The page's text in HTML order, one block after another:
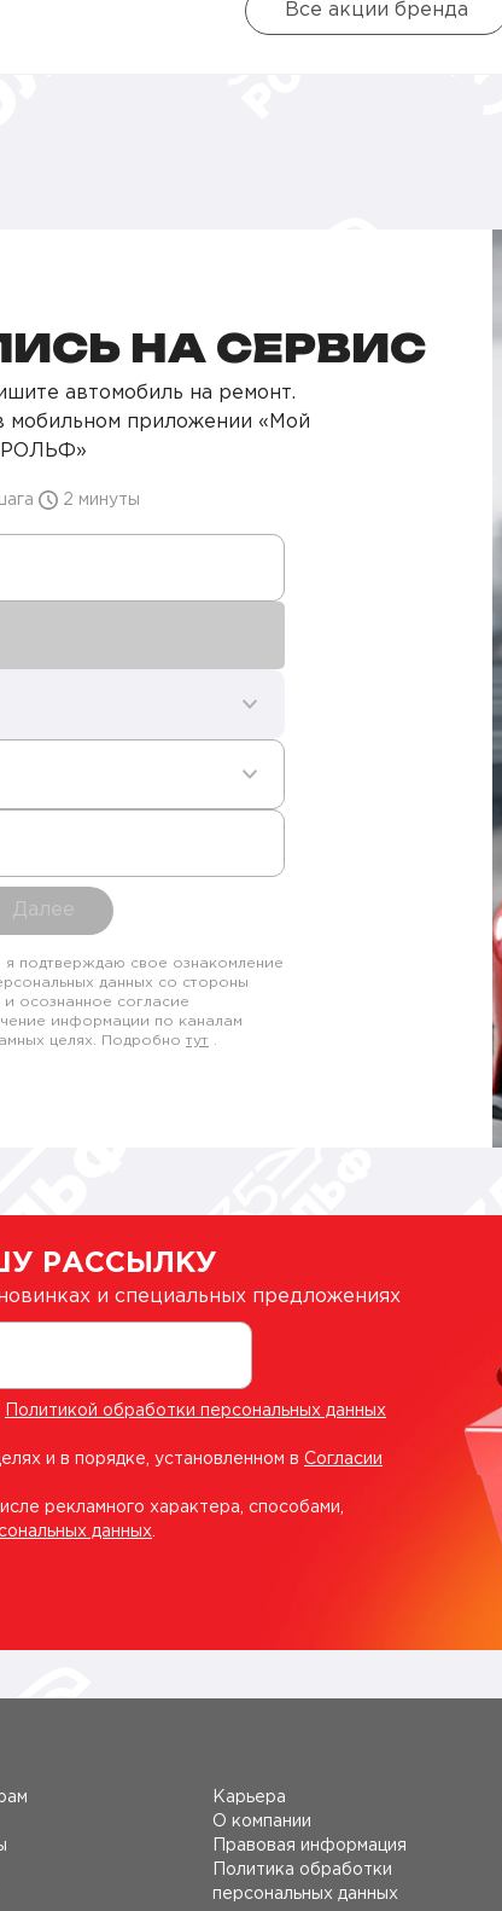
Все акции бренда
НА СЕРВИС
автомобиль на ремонт.
мобильном приложении «Мой
РОЛЬФ»
2 минуты
Далее
подтверждаю свое ознакомление
данных со стороны
осознанное согласие
информации по каналам
целях. Подробно тут
РАССЫЛКУ
и специальных предложениях
Политикой обработки персональных данных
и в порядке, установленном в Согласии
рекламного характера, способами,
данных
Карьера
О компании
Правовая информация
Политика обработки
персональных данных